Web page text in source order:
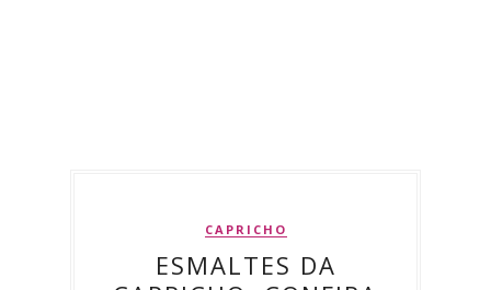
CAPRICHO
ESMALTES DA